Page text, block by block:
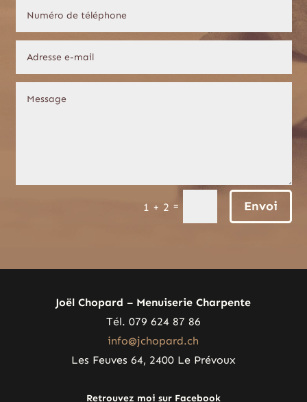
1 + 2 = Envoi
Joël Chopard – Menuiserie Charpente
Tél. 079 624 87 86
info@jchopard.ch
Les Feuves 64, 2400 Le Prévoux
Retrouvez moi sur Facebook